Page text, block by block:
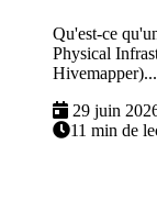
Qu'est-ce
Physical
29 juin
11 min de